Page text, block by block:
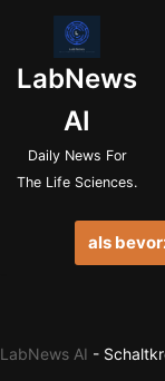
Inhalt
springen
LabNews
AI
Daily News For
The Life Sciences.
als
LabNews AI -